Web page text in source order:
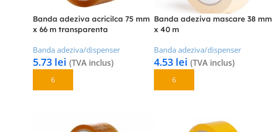
Banda adeziva acricilca 75 mm
x 66 m transparenta
Banda adeziva/dispenser
5.73 lei (TVA inclus)
Adaugă În Coș
Banda adeziva mascare 38 mm
x 40 m
Banda adeziva/dispenser
4.53 lei (TVA inclus)
Adaugă În Coș